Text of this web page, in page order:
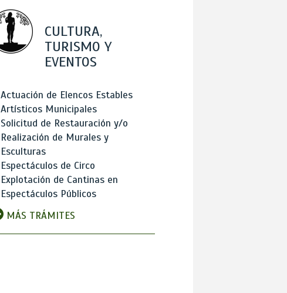
CULTURA,
TURISMO Y
EVENTOS
Actuación de Elencos Estables
Artísticos Municipales
Solicitud de Restauración y/o
Realización de Murales y
Esculturas
Espectáculos de Circo
Explotación de Cantinas en
Espectáculos Públicos
MÁS TRÁMITES